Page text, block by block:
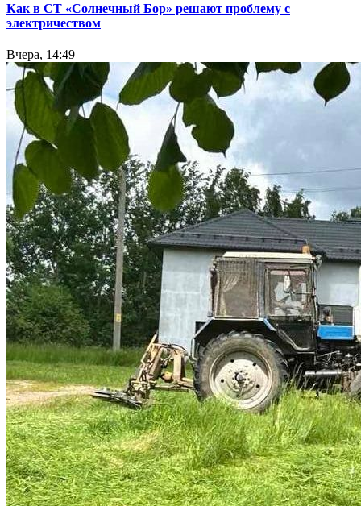
Как в СТ «Солнечный Бор» решают проблему с
электричеством
Вчера, 14:49